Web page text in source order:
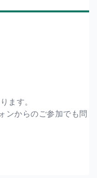
ます。
ンからのご参加でも問